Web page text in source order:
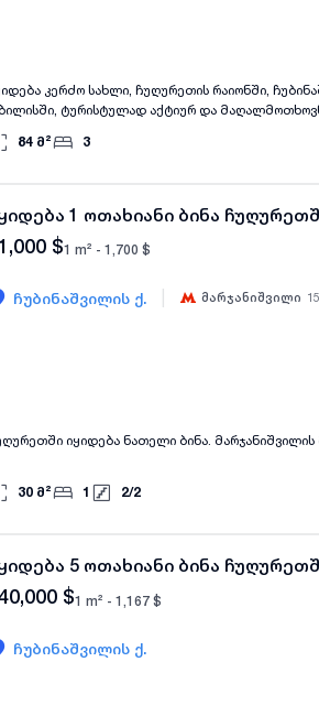
კერძო სახლი, ჩუღურეთის რაიონში,
ტურისტულად აქტიურ და
ჩამოთვლილი ოთახებიდან 1
მითითებულ ნომერზე. მანანა
84 მ² 3
1 ოთახიანი ბინა
$1 m² - 1,700 $
ჩუბინაშვილის ქ. მარჯანიშვილი 15
იყიდება ნათელი ბინა.
30 მ² 1 2/2
5 ოთახიანი ბინა
$1 m² - 1,167 $
ჩუბინაშვილის ქ.